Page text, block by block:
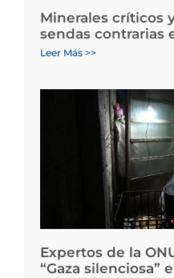
Minerales críticos
sendas contrarias
Leer Más >>
Expertos de la
“Gaza silenciosa”